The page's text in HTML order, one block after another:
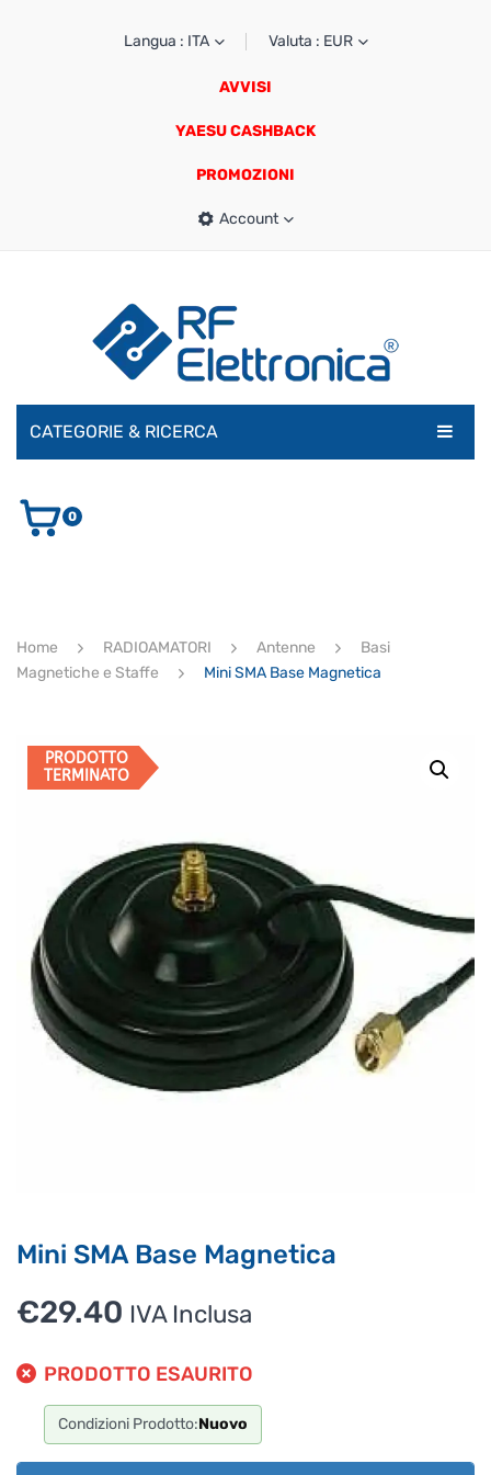
Langua : ITA Valuta : EUR
AVVISI
YAESU CASHBACK
PROMOZIONI
Account
CATEGORIE & RICERCA
AUDIO E VIDEO
ULTIMI ARRIVI
0
Home RADIOAMATORI Antenne
Basi
Magnetiche e Staffe
Mini SMA Base Magnetica
PRODOTTO
TERMINATO
Mini SMA Base Magnetica
€29.40 IVA Inclusa
PRODOTTO ESAURITO
Condizioni Prodotto:Nuovo
Supporto clienti RF Assist
Ciao, Come posso aiutarti?
Puoi chiedermi informazioni generali o specifiche su certi
prodotti.
Per ottenere dettagli su un determinato prodotto
assicurati di indicarne il nome completo